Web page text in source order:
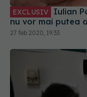
EXCLUSIV
nu vor mai putea
27 feb 2020, 19:33